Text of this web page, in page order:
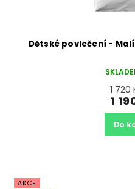
Dětské povlečení -
1 720
1
Do
AKCE